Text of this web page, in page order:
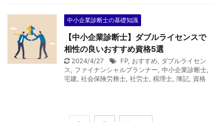
中小企業診断士の基礎知識
【中小企業診断士】ダブルライセンスで
相性の良いおすすめ資格5選
2024/4/27 FP, おすすめ, ダブルライセン
ス, ファイナンシャルプランナー, 中小企業診断士,
宅建, 社会保険労務士, 社労士, 税理士, 簿記, 資格